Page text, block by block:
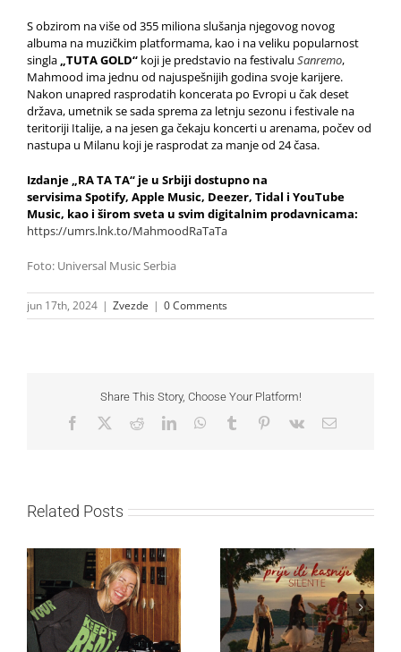
S obzirom na više od 355 miliona slušanja njegovog novog
albuma na muzičkim platformama, kao i na veliku popularnost
singla „TUTA GOLD“ koji je predstavio na festivalu Sanremo,
Mahmood ima jednu od najuspešnijih godina svoje karijere.
Nakon unapred rasprodatih koncerata po Evropi u čak deset
država, umetnik se sada sprema za letnju sezonu i festivale na
teritoriji Italije, a na jesen ga čekaju koncerti u arenama, počev od
nastupa u Milanu koji je rasprodat za manje od 24 časa.
Izdanje „RA TA TA“ je u Srbiji dostupno na
servisima Spotify, Apple Music, Deezer, Tidal i YouTube
Music, kao i širom sveta u svim digitalnim prodavnicama:
https://umrs.lnk.to/MahmoodRaTaTa
Foto: Universal Music Serbia
jun 17th, 2024 | Zvezde | 0 Comments
Share This Story, Choose Your Platform!
Facebook RedditLinkedInWhatsApp
Tumblr Pinterest
Vk Email
Related Posts
Ellie Goulding otkriva
nežniju stranu novim
singlom „4 Seasons“
Silente objavio novi
singl “Prije ili kasnije”